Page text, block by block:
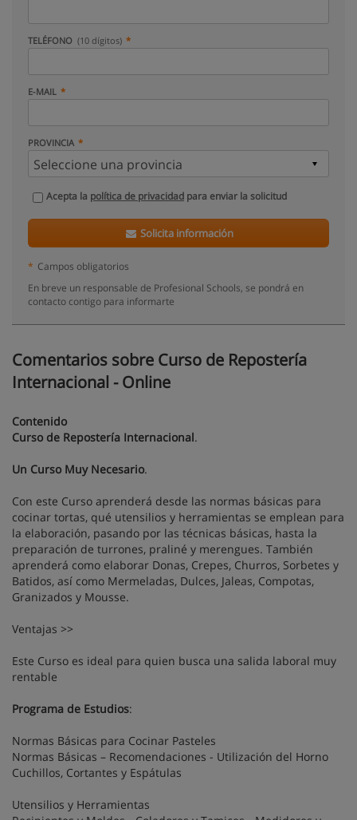
TELÉFONO (10 dígitos)
E-MAIL
PROVINCIA
Acepta la política de privacidad para enviar la solicitud
Solicita información
* Campos obligatorios
En breve un responsable de Profesional Schools, se pondrá en
contacto contigo para informarte
Comentarios sobre Curso de Repostería
Internacional - Online
Contenido
Curso de Repostería Internacional.
Un Curso Muy Necesario.
Con este Curso aprenderá desde las normas básicas para
cocinar tortas, qué utensilios y herramientas se emplean para
la elaboración, pasando por las técnicas básicas, hasta la
preparación de turrones, praliné y merengues. También
aprenderá como elaborar Donas, Crepes, Churros, Sorbetes y
Batidos, así como Mermeladas, Dulces, Jaleas, Compotas,
Granizados y Mousse.
Ventajas >>
Este Curso es ideal para quien busca una salida laboral muy
rentable
Programa de Estudios:
Normas Básicas para Cocinar Pasteles
Normas Básicas – Recomendaciones - Utilización del Horno
Cuchillos, Cortantes y Espátulas
Utensilios y Herramientas